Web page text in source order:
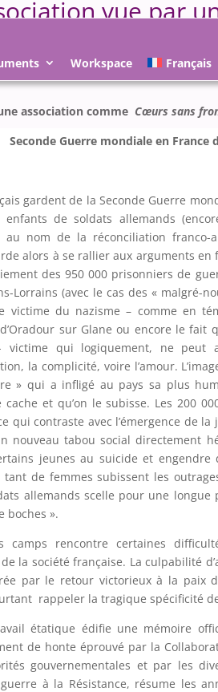
Workspace Français
vue par
association comme Cœurs sans
Seconde Guerre mondiale en France
gardent de la Seconde Guerre
de soldats allemands
au nom de la réconciliation
alors à se rallier aux arguments en
des 950 000 prisonniers de
Lorrains (avec le cas des « malgré-
victime du nazisme – comme en
sur Glane ou encore le fait
qui logiquement, ne peut
la complicité, voire l’amour.
» qui a infligé au pays sa plus
cache et qu’on le subisse. Les 200
qui contraste avec l’émergence de
nouveau tabou social directement
jeunes au suicide et engendre
tant de femmes subissent les
allemands scelle pour une
boches ».
camps rencontre certaines
de la société française. La culpabilité
par le retour victorieux à la paix
rappeler la tragique spécificité
étatique édifie une mémoire
de honte éprouvé par la
gouvernementales et par les
à la Résistance, résume les